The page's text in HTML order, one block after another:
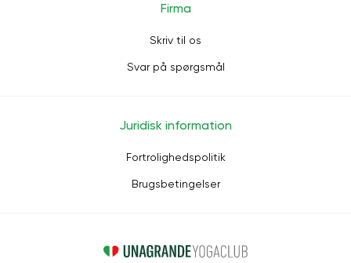
Firma
Skriv til os
Svar på spørgsmål
Juridisk information
Fortrolighedspolitik
Brugsbetingelser